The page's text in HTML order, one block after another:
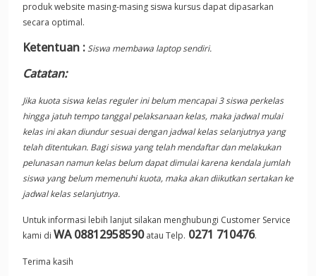
produk website masing-masing siswa kursus dapat dipasarkan
secara optimal.
Ketentuan :Siswa membawa laptop sendiri.
Catatan:
Jika kuota siswa kelas reguler ini belum mencapai 3 siswa perkelas
hingga jatuh tempo tanggal pelaksanaan kelas, maka jadwal mulai
kelas ini akan diundur sesuai dengan jadwal kelas selanjutnya yang
telah ditentukan. Bagi siswa yang telah mendaftar dan melakukan
pelunasan namun kelas belum dapat dimulai karena kendala jumlah
siswa yang belum memenuhi kuota, maka akan diikutkan sertakan ke
jadwal kelas selanjutnya.
Untuk informasi lebih lanjut silakan menghubungi Customer Service
kami di WA 08812958590atau Telp. 0271 710476.
Terima kasih